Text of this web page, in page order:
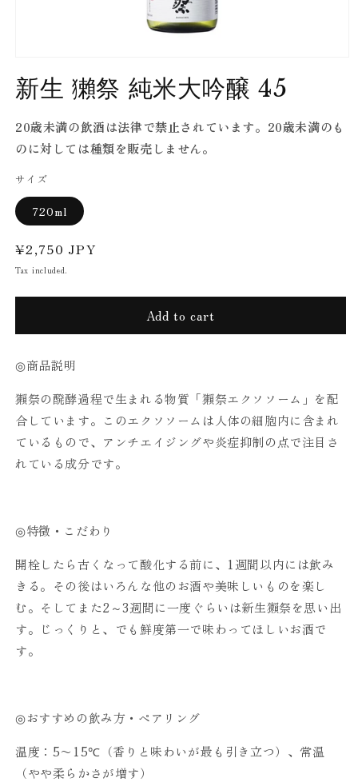
media
1
in
新生 獺祭 純米大吟醸 45
20歳未満の飲酒は法律で禁止されています。20歳未満のも
のに対しては種類を販売しません。
サイズ
720ml
Regular
price
¥2,750 JPY
Tax included.
Add to cart
◎商品説明
獺祭の醗酵過程で生まれる物質「獺祭エクソソーム」を配
合しています。このエクソソームは人体の細胞内に含まれ
ているもので、アンチエイジングや炎症抑制の点で注目さ
れている成分です。
◎特徴・こだわり
開栓したら古くなって酸化する前に、1週間以内には飲み
きる。その後はいろんな他のお酒や美味しいものを楽し
む。そしてまた2～3週間に一度ぐらいは新生獺祭を思い出
す。じっくりと、でも鮮度第一で味わってほしいお酒で
す。
◎おすすめの飲み方・ペアリング
温度：5〜15℃（香りと味わいが最も引き立つ）、常温
（やや柔らかさが増す）